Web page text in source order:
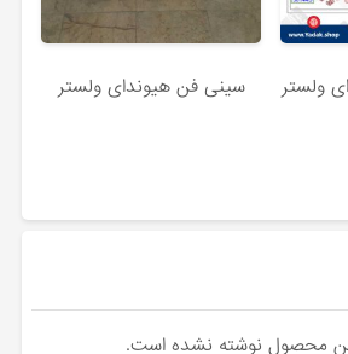
ولستر سینی فن هیوندای ولستر
محصول نوشته نشده است.